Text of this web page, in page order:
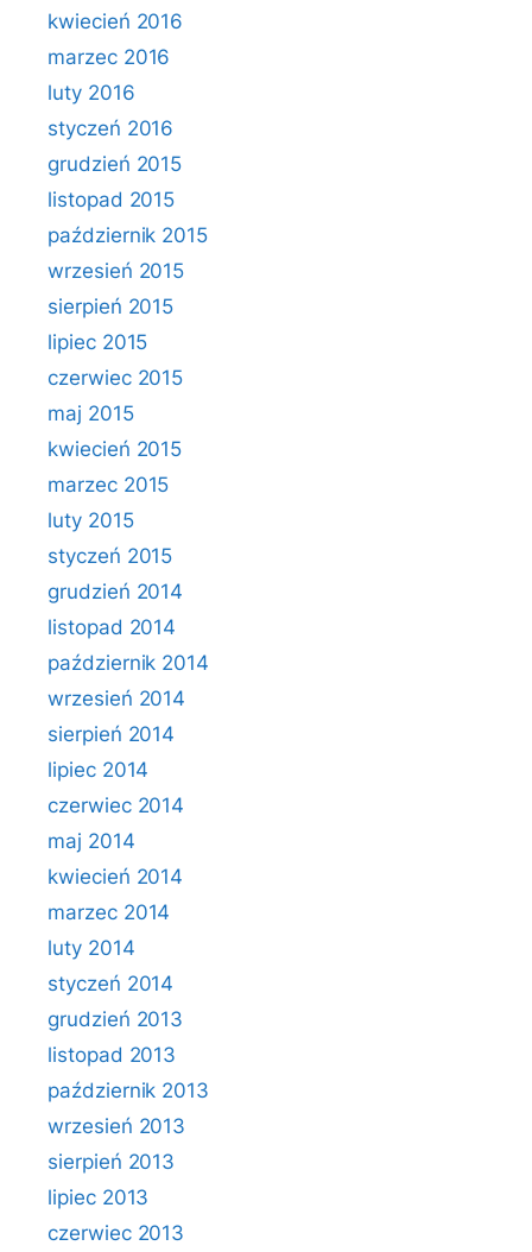
kwiecień 2016
marzec 2016
luty 2016
styczeń 2016
grudzień 2015
listopad 2015
październik 2015
wrzesień 2015
sierpień 2015
lipiec 2015
czerwiec 2015
maj 2015
kwiecień 2015
marzec 2015
luty 2015
styczeń 2015
grudzień 2014
listopad 2014
październik 2014
wrzesień 2014
sierpień 2014
lipiec 2014
czerwiec 2014
maj 2014
kwiecień 2014
marzec 2014
luty 2014
styczeń 2014
grudzień 2013
listopad 2013
październik 2013
wrzesień 2013
sierpień 2013
lipiec 2013
czerwiec 2013